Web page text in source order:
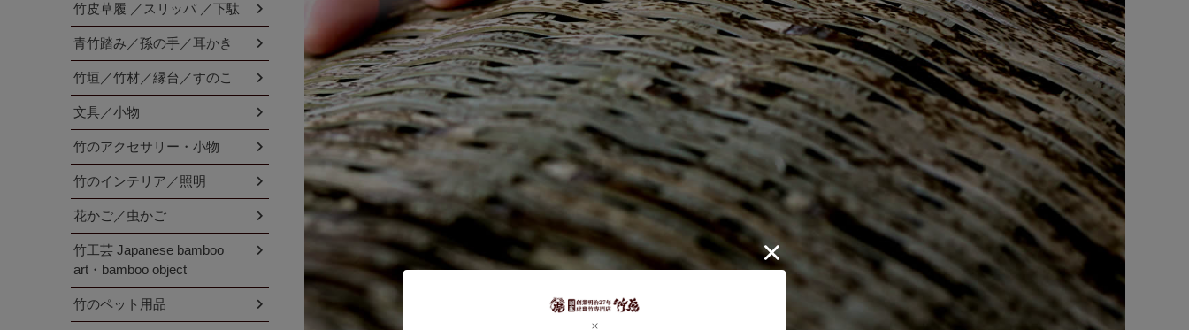
竹皮草履 ／スリッパ ／下駄
青竹踏み／孫の手／耳かき
竹垣／竹材／縁台／すのこ
文具／小物
竹のアクセサリー・小物
竹のインテリア／照明
花かご／虫かご
竹工芸 Japanese bamboo
art・bamboo object
竹のペット用品